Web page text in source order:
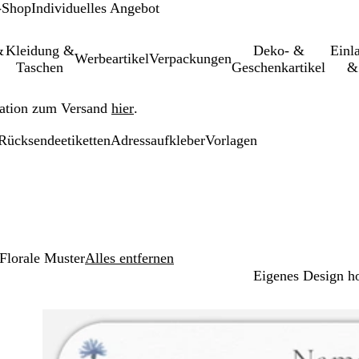
Individuelles Angebot
Kleidung &
Taschen
WerbeartikelVerpackungen
Deko- &
Geschenkartikel
&
zum Versand hier.
AdressaufkleberVorlagen
Florale MusterAlles entfernen
Eigenes Design